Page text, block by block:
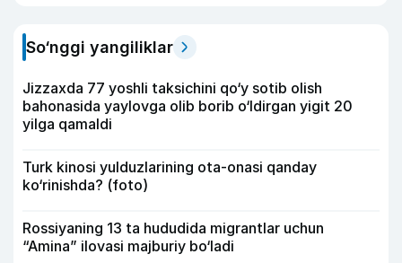
So‘nggi yangiliklar
Jizzaxda 77 yoshli taksichini qo‘y sotib olish
bahonasida yaylovga olib borib o‘ldirgan yigit 20
yilga qamaldi
Turk kinosi yulduzlarining ota-onasi qanday
ko‘rinishda? (foto)
Rossiyaning 13 ta hududida migrantlar uchun
“Amina” ilovasi majburiy bo‘ladi